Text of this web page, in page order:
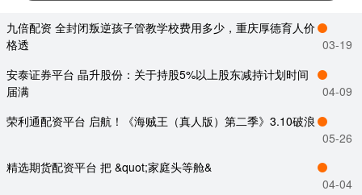
九倍配资 全封闭叛逆孩子管教学校费用多少，重庆厚德育人价
格透
03-19
安泰证券平台 晶升股份：关于持股5%以上股东减持计划时间
届满
04-09
荣利通配资平台 启航！《海贼王（真人版）第二季》3.10破浪
05-26
精选期货配资平台 把 &quot;家庭头等舱&
04-04